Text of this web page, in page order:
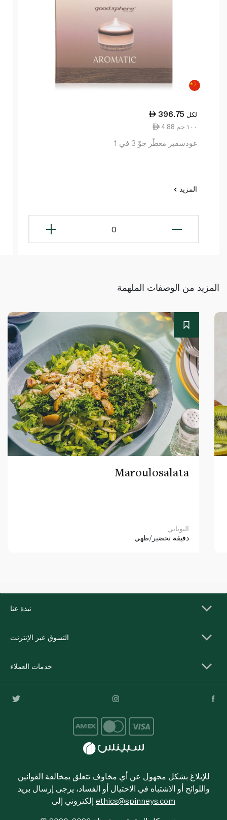
396.75 لكل
4.88 ١٠٠ جم
غودسفير معطّر جوّ 3 في 1
المزيد
0
المزيد من الوصفات الملهمة
Maroulosalata
اليوناني
دقيقة تحضير/طهي
نبذة عنا
التسوق عبر الإنترنت
خدمات العملاء
للإبلاغ بشكل مجهول عن أي مخاوف تتعلق بمخالفة القوانين
واللوائح أو الاشتباه في الاحتيال أو الفساد، يرجى إرسال بريد
ethics@spinneys.com